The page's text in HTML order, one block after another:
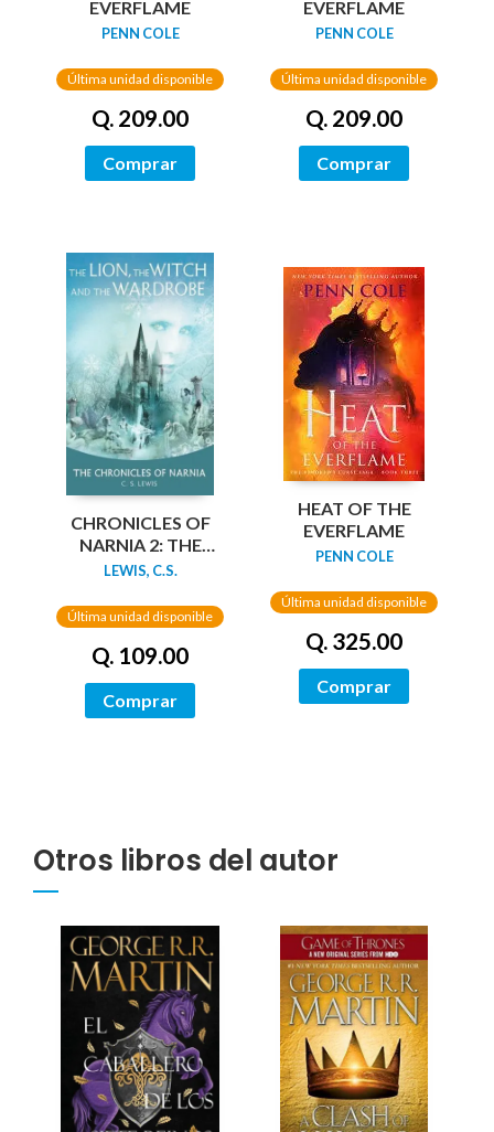
EVERFLAME
PENN COLE
Última unidad disponible
Q. 209.00
Comprar
EVERFLAME
PENN COLE
Última unidad disponible
Q. 209.00
Comprar
CHRONICLES OF
NARNIA 2: THE
LION, THE WITCH
WARDROBE
LEWIS, C.S.
Última unidad disponible
Q. 109.00
Comprar
HEAT OF THE
EVERFLAME
PENN COLE
Última unidad disponible
Q. 325.00
Comprar
Otros libros del autor